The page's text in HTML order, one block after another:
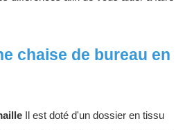
chaise de bureau en
Il est doté d'un dossier en tissu